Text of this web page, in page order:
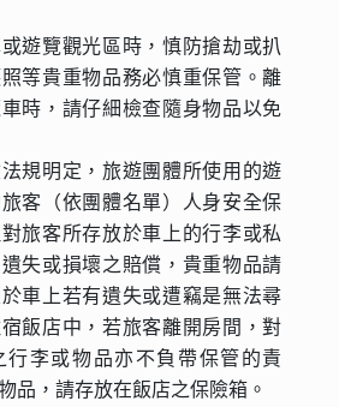
或遊覽觀光區時，慎防搶劫或扒
等貴重物品務必慎重保管。離
時，請仔細檢查隨身物品以免
規明定，旅遊團體所使用的遊
客（依團體名單）人身安全保
旅客所存放於車上的行李或私
失或損壞之賠償，貴重物品請
車上若有遺失或遭竊是無法尋
飯店中，若旅客離開房間，對
行李或物品亦不負帶保管的責
品，請存放在飯店之保險箱。